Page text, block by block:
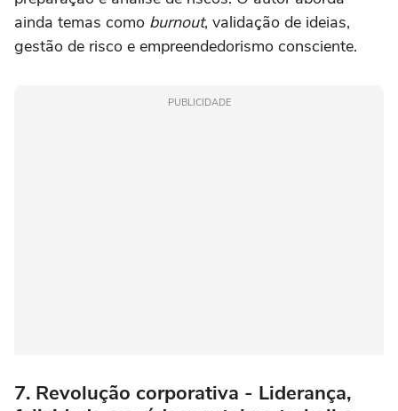
ainda temas como burnout, validação de ideias,
gestão de risco e empreendedorismo consciente.
PUBLICIDADE
7. Revolução corporativa - Liderança,